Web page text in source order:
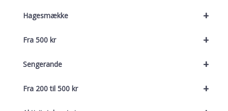
+
Hagesmække
+
Fra 500 kr
+
Sengerande
+
Fra 200 til 500 kr